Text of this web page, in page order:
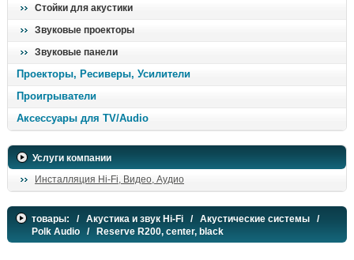
Стойки для акустики
Звуковые проекторы
Звуковые панели
Проекторы, Ресиверы, Усилители
Проигрыватели
Аксессуары для TV/Audio
Услуги компании
Инсталляция Hi-Fi, Видео, Аудио
товары: / Акустика и звук Hi-Fi / Акустические системы /
Polk Audio / Reserve R200, center, black